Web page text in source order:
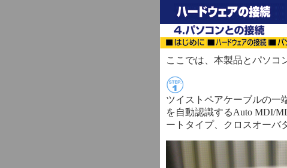
ここでは、本製品とパソコ
ツイストペアケーブルの一
を自動認識するAuto MDI/
ートタイプ、クロスオーバ